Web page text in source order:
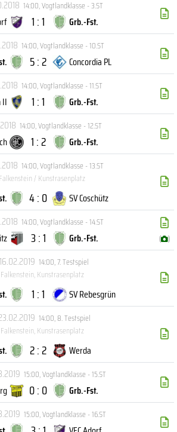
14:00,Vogtlandklasse - 3.ST
1 : 1
Grb.-Fst.
14:00,Vogtlandklasse - 10.ST
5 : 2
Concordia PL
14:00,Vogtlandklasse - 11.ST
II 1 : 1
Grb.-Fst.
14:00,Vogtlandklasse - 12.ST
1 : 2
Grb.-Fst.
14:00,Vogtlandklasse - 13.ST
Falkenstein / Kunstrasenplatz
4 : 0
SV Coschütz
14:00,Vogtlandklasse - 14.ST
3 : 1 Grb.-Fst. ( )
14:00,7. Testspiel
Kunstrasenplatz
1 : 1
SV Rebesgrün
14:00,8. Testspiel
Kunstrasenplatz
2 : 2
Werda
15:00,Vogtlandklasse - 15.ST
0 : 0
Grb.-Fst.
15:00,Vogtlandklasse - 16.ST